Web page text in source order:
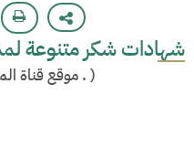
شهادات شكر متنوعة
( . موقع قناة